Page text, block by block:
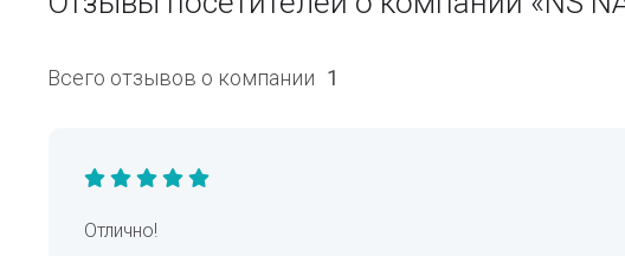
Всего отзывов о компании 1
Отлично!